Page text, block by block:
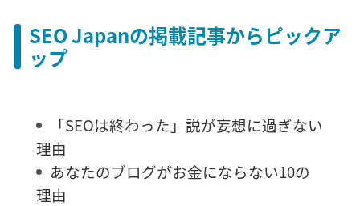
SEO Japanの掲載記事からピックア
ップ
「SEOは終わった」説が妄想に過ぎない
理由
あなたのブログがお金にならない10の
理由